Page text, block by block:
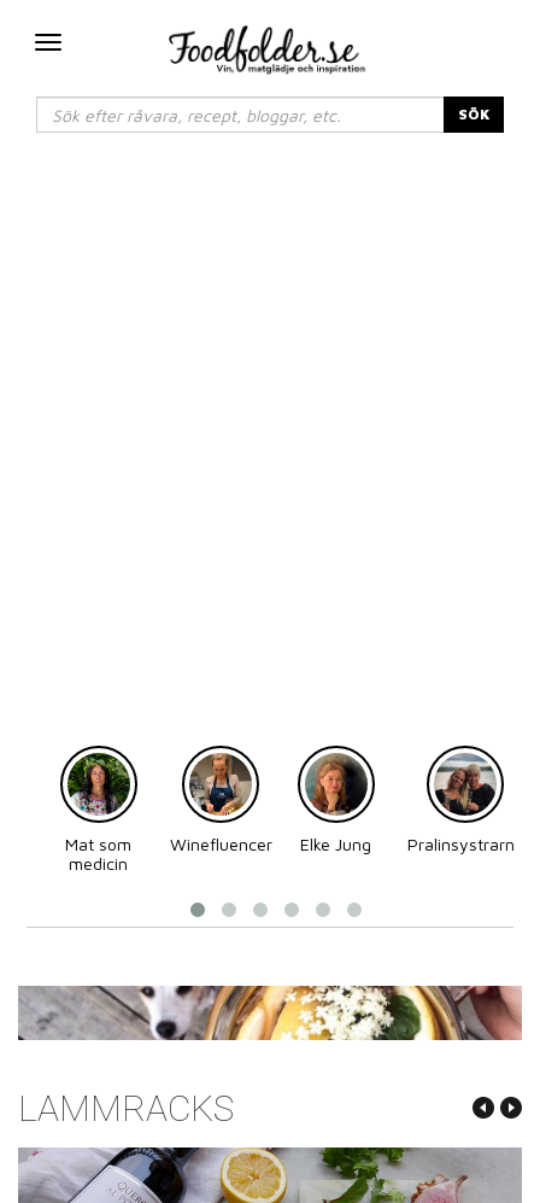
Växla
SÖK
Mat som
medicin
Winefluencer Elke Jung
Pralinsystrarna
LAMMRACKS